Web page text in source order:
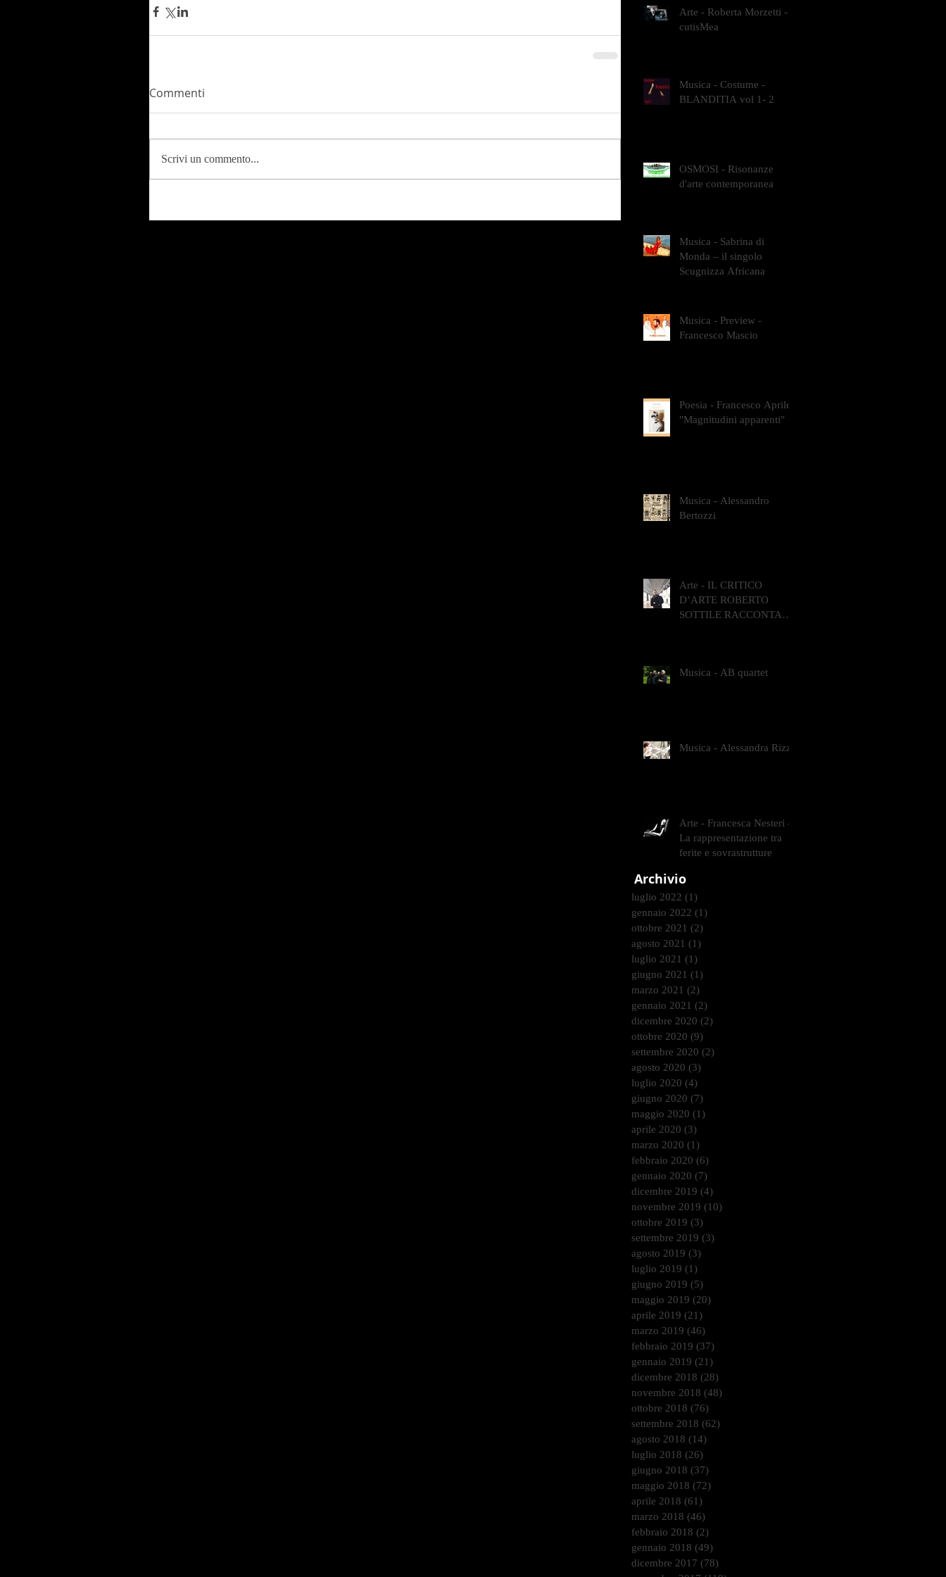
Commenti
Scrivi un commento...
Arte - Roberta Morzetti -
cutisMea
Musica - Costume -
BLANDITIA vol 1- 2
OSMOSI - Risonanze
d'arte contemporanea
Musica - Sabrina di
Monda – il singolo
Scugnizza Africana
Musica - Preview -
Francesco Mascio
Poesia - Francesco Aprile -
"Magnitudini apparenti"
Musica - Alessandro
Bertozzi
Arte - IL CRITICO
D’ARTE ROBERTO
SOTTILE RACCONTA
Musica - AB quartet
Musica - Alessandra Rizzo
Arte - Francesca Nesteri -
La rappresentazione tra
ferite e sovrastrutture
Archivio
luglio 2022 (1)
gennaio 2022 (1)
ottobre 2021 (2)
agosto 2021 (1)
luglio 2021 (1)
giugno 2021 (1)
marzo 2021 (2)
gennaio 2021 (2)
dicembre 2020 (2)
ottobre 2020 (9)
settembre 2020 (2)
agosto 2020 (3)
luglio 2020 (4)
giugno 2020 (7)
maggio 2020 (1)
aprile 2020 (3)
marzo 2020 (1)
febbraio 2020 (6)
gennaio 2020 (7)
dicembre 2019 (4)
novembre 2019 (10)
ottobre 2019 (3)
settembre 2019 (3)
agosto 2019 (3)
luglio 2019 (1)
giugno 2019 (5)
maggio 2019 (20)
aprile 2019 (21)
marzo 2019 (46)
febbraio 2019 (37)
gennaio 2019 (21)
dicembre 2018 (28)
novembre 2018 (48)
ottobre 2018 (76)
settembre 2018 (62)
agosto 2018 (14)
luglio 2018 (26)
giugno 2018 (37)
maggio 2018 (72)
aprile 2018 (61)
marzo 2018 (46)
febbraio 2018 (2)
gennaio 2018 (49)
dicembre 2017 (78)